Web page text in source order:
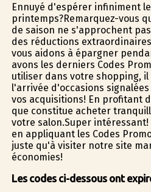
Ennuyé d'espérer infiniment
printemps?Remarquez-vous
de saison ne s'approchent
des réductions
vous aidons à épargner
avons les derniers Codes
utiliser dans votre shopping,
l'arrivée d'occasions
vos acquisitions! En profitant
que constitue acheter
votre salon.Super intéressant!
en appliquant les Codes
juste qu'à visiter notre site
économies!
Les codes ci-dessous ont